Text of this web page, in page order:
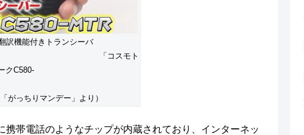
訳機能付きトランシーバ
スモト
クC580-
」
りマンデー」より）
帯電話のようなチップが内蔵されており、インターネッ